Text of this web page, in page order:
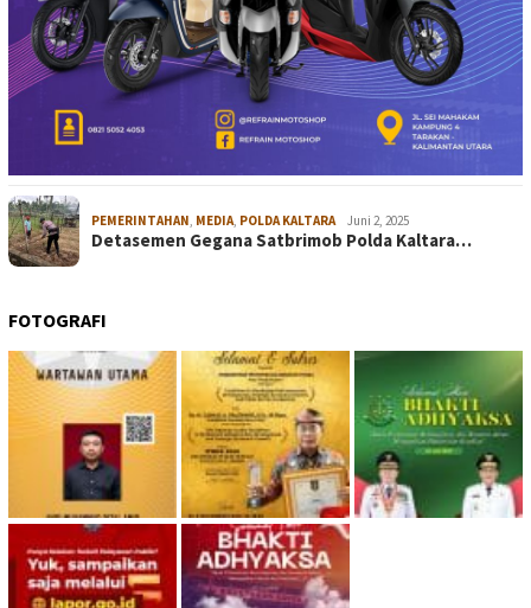
PEMERINTAHAN, MEDIA, POLDA KALTARA Juni 2, 2025
Detasemen Gegana Satbrimob Polda Kaltara…
FOTOGRAFI